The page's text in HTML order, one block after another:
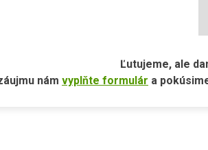
Ľutujeme, ale
nám vyplňte formulár a